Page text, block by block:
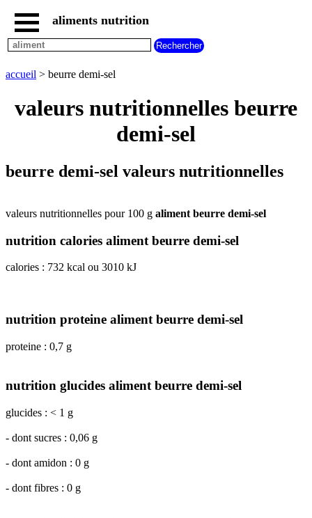
accueil
tous
aliments
aliments
aliments
par
commencant
A B C D E F
G
H
I J K L M
N
aliments nutrition
accueil > beurre demi-sel
valeurs nutritionnelles beurre
demi-sel
beurre demi-sel valeurs nutritionnelles
valeurs nutritionnelles pour 100 g aliment beurre demi-sel
nutrition calories aliment beurre demi-sel
calories : 732 kcal ou 3010 kJ
nutrition proteine aliment beurre demi-sel
proteine : 0,7 g
nutrition glucides aliment beurre demi-sel
glucides : < 1 g
- dont sucres : 0,06 g
- dont amidon : 0 g
- dont fibres : 0 g